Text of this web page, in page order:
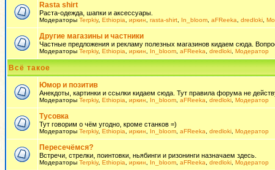
Rasta shirt
Раста-одежда, шапки и аксессуары.
Модераторы Terpkiy, Ethiopia иркин rasta-shirt In_bloom aFReeka dredloki
Другие магазины и частники
Частные предложения и рекламу полезных магазинов кидаем сюда.
Модераторы Terpkiy, Ethiopia иркин In_bloom aFReeka dredloki Модератор
Всё такое
Юмор и позитив
Анекдоты, картинки и ссылки кидаем сюда. Тут правила форума не
Модераторы Terpkiy, Ethiopia иркин In_bloom aFReeka dredloki Модератор
Тусовка
Тут говорим о чём угодно, кроме станков =)
Модераторы Terpkiy, Ethiopia иркин In_bloom aFReeka dredloki Модератор
Пересечёмся?
Встречи, стрелки, поинтовки, ньябинги и ризонинги назначаем здесь.
Модераторы Terpkiy, Ethiopia иркин In_bloom aFReeka dredloki Модератор